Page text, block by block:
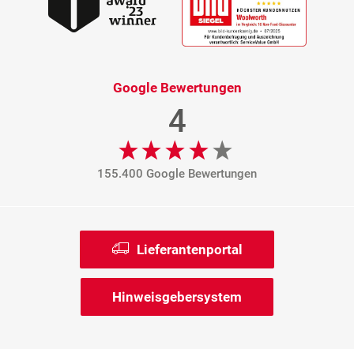
Google Bewertungen
4
155.400 Google Bewertungen
Lieferantenportal
Hinweisgebersystem